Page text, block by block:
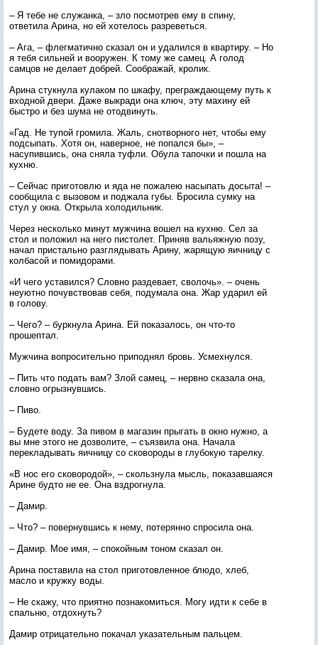
– Я тебе не служанка, – зло посмотрев ему в спину,
ответила Арина, но ей хотелось разреветься.
– Ага, – флегматично сказал он и удалился в квартиру. – Но
я тебя сильней и вооружен. К тому же самец. А голод
самцов не делает добрей. Соображай, кролик.
Арина стукнула кулаком по шкафу, преграждающему путь к
входной двери. Даже выкради она ключ, эту махину ей
быстро и без шума не отодвинуть.
«Гад. Не тупой громила. Жаль, снотворного нет, чтобы ему
подсыпать. Хотя он, наверное, не попался бы», –
насупившись, она сняла туфли. Обула тапочки и пошла на
кухню.
– Сейчас приготовлю и яда не пожалею насыпать досыта! –
сообщила с вызовом и поджала губы. Бросила сумку на
стул у окна. Открыла холодильник.
Через несколько минут мужчина вошел на кухню. Сел за
стол и положил на него пистолет. Приняв вальяжную позу,
начал пристально разглядывать Арину, жарящую яичницу с
колбасой и помидорами.
«И чего уставился? Словно раздевает, сволочь». – очень
неуютно почувствовав себя, подумала она. Жар ударил ей
в голову.
– Чего? – буркнула Арина. Ей показалось, он что-то
прошептал.
Мужчина вопросительно приподнял бровь. Усмехнулся.
– Пить что подать вам? Злой самец, – нервно сказала она,
словно огрызнувшись.
– Пиво.
– Будете воду. За пивом в магазин прыгать в окно нужно, а
вы мне этого не дозволите, – съязвила она. Начала
перекладывать яичницу со сковороды в глубокую тарелку.
«В нос его сковородой», – скользнула мысль, показавшаяся
Арине будто не ее. Она вздрогнула.
– Дамир.
– Что? – повернувшись к нему, потерянно спросила она.
– Дамир. Мое имя, – спокойным тоном сказал он.
Арина поставила на стол приготовленное блюдо, хлеб,
масло и кружку воды.
– Не скажу, что приятно познакомиться. Могу идти к себе в
спальню, отдохнуть?
Дамир отрицательно покачал указательным пальцем.